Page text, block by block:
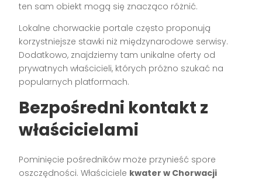
ten sam obiekt mogą się znacząco różnić.
Lokalne chorwackie portale często proponują
korzystniejsze stawki niż międzynarodowe serwisy.
Dodatkowo, znajdziemy tam unikalne oferty od
prywatnych właścicieli, których próżno szukać na
popularnych platformach.
Bezpośredni kontakt z
właścicielami
Pominięcie pośredników może przynieść spore
oszczędności. Właściciele kwater w Chorwacji